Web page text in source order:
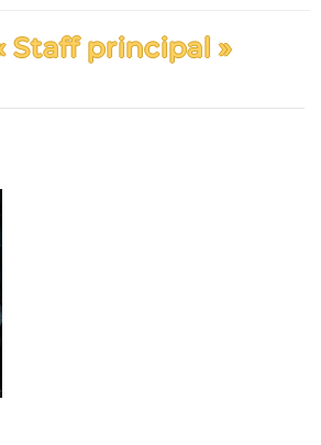
Staff principal »